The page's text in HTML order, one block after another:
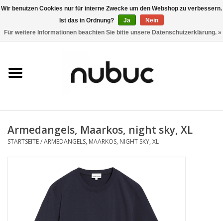
0 Artikel - CHF 0,00
Damen
Accessoires
Armedangels, Maarkos, night sky, XL
STARTSEITE/ARMEDANGELS, MAARKOS, NIGHT SKY, XL
Wir benutzen Cookies nur für interne Zwecke um den Webshop zu verbessern.
Ist das in Ordnung?
Ja
Nein
Für weitere Informationen beachten Sie bitte unsere Datenschutzerklärung. »